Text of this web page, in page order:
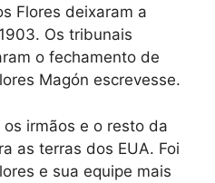
Flores deixaram a
Os tribunais
o fechamento de
Magón escrevesse.
irmãos e o resto da
as terras dos EUA. Foi
e sua equipe mais